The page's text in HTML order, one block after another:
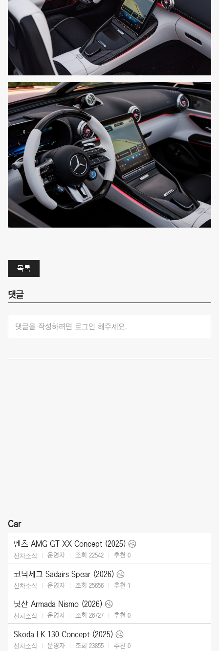
목록
댓글
댓글을 작성하려면 로그인 해주세요.
Car
벤츠 AMG GT XX Concept (2025)
신차소식 운영자 조회 22542 추천 0
코닉세그 Sadairs Spear (2026)
신차소식 운영자 조회 25656 추천 1
닛산 Armada Nismo (2026)
신차소식 운영자 조회 26727 추천 0
Skoda LK 130 Concept (2025)
신차소식 운영자 조회 23855 추천 0